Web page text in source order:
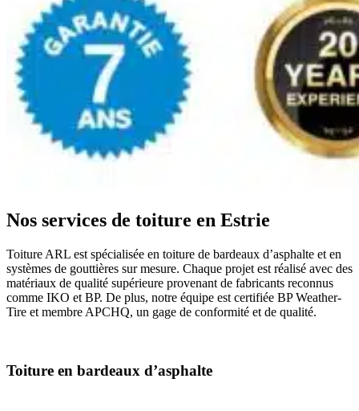
Nos services de toiture en Estrie
Toiture ARL est spécialisée en toiture de bardeaux d’asphalte et en
systèmes de gouttières sur mesure. Chaque projet est réalisé avec des
matériaux de qualité supérieure provenant de fabricants reconnus
comme IKO et BP. De plus, notre équipe est certifiée BP Weather-
Tire et membre APCHQ, un gage de conformité et de qualité.
Toiture en bardeaux d’asphalte